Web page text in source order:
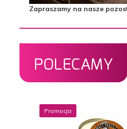
Zapraszamy na nasze
POLECAMY
Promocja